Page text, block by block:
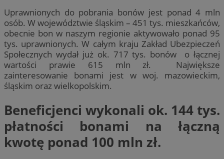
Uprawnionych do pobrania bonów jest ponad 4 mln
osób. W województwie śląskim – 451 tys. mieszkańców,
obecnie bon w naszym regionie aktywowało ponad 95
tys. uprawnionych. W całym kraju Zakład Ubezpieczeń
Społecznych wydał już ok. 717 tys. bonów o łącznej
wartości prawie 615 mln zł. Największe
zainteresowanie bonami jest w woj. mazowieckim,
śląskim oraz wielkopolskim.
Beneficjenci wykonali ok. 144 tys.
płatności bonami na łączną
kwotę ponad 100 mln zł.